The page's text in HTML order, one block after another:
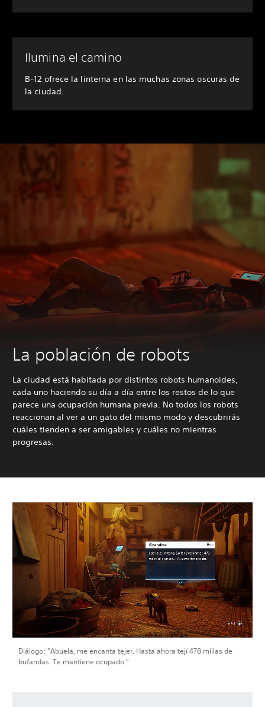
Ilumina el camino
B-12 ofrece la linterna en las muchas zonas oscuras de
la ciudad.
La población de robots
La ciudad está habitada por distintos robots humanoides,
cada uno haciendo su día a día entre los restos de lo que
parece una ocupación humana previa. No todos los robots
reaccionan al ver a un gato del mismo modo y descubrirás
cuáles tienden a ser amigables y cuáles no mientras
progresas.
Diálogo: "Abuela, me encanta tejer. Hasta ahora tejí 478 millas de
bufandas. Te mantiene ocupado."